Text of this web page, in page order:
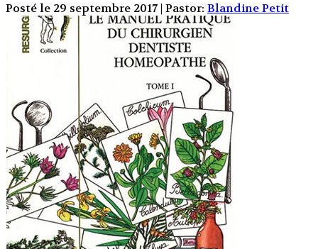
Posté le 29 septembre 2017 | Pastor: Blandine Petit